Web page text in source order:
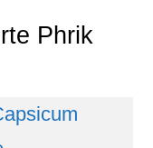
Phrik